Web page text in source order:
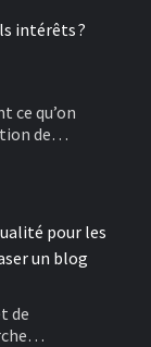
intérêts ?
ce qu’on
de…
pour les
un blog
de